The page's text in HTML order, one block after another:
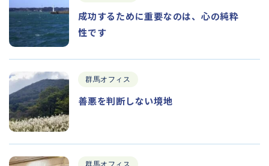
成功するために重要なのは、心の純粋
性です
群馬オフィス
善悪を判断しない境地
群馬オフィス